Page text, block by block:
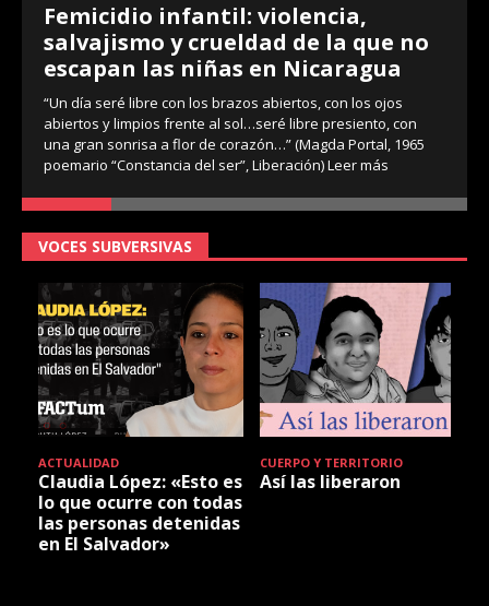
Femicidio infantil: violencia,
salvajismo y crueldad de la que no
escapan las niñas en Nicaragua
“Un día seré libre con los brazos abiertos, con los ojos
abiertos y limpios frente al sol…seré libre presiento, con
una gran sonrisa a flor de corazón…” (Magda Portal, 1965
poemario “Constancia del ser”, Liberación)Leer más
VOCES SUBVERSIVAS
ACTUALIDAD
Claudia López: «Esto es
lo que ocurre con todas
las personas detenidas
en El Salvador»
CUERPO Y TERRITORIO
Así las liberaron